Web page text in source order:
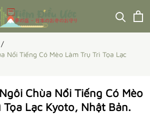
Nổi Tiếng Có Mèo Làm Trụ Trì Tọa Lạc
Chùa Nổi Tiếng Có Mèo
Tọa Lạc Kyoto, Nhật Bản.